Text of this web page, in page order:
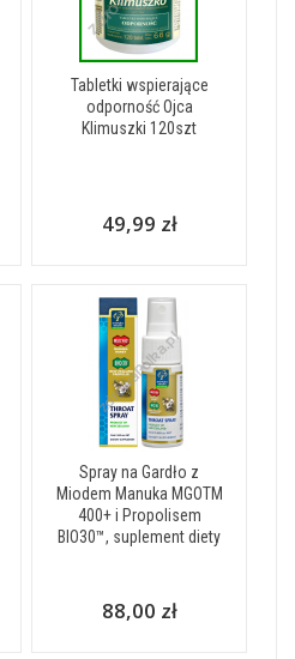
Tabletki wspierające
odporność Ojca
Klimuszki 120szt
49,99 zł
Spray na Gardło z
Miodem Manuka MGOTM
400+ i Propolisem
BIO30™, suplement diety
88,00 zł